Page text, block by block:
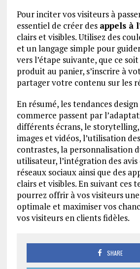
Pour inciter vos visiteurs à
essentiel de créer des appels à
clairs et visibles. Utilisez des
et un langage simple pour
vers l’étape suivante, que ce
produit au panier, s’inscrire à
partager votre contenu sur les
En résumé, les tendances
commerce passent par
différents écrans, le
images et vidéos, l’utilisation
contrastes, la personnalisation
utilisateur, l’intégration des
réseaux sociaux ainsi que des
clairs et visibles. En suivant ces
pourrez offrir à vos visiteurs
optimale et maximiser vos
vos visiteurs en clients fidèles.
SHARE